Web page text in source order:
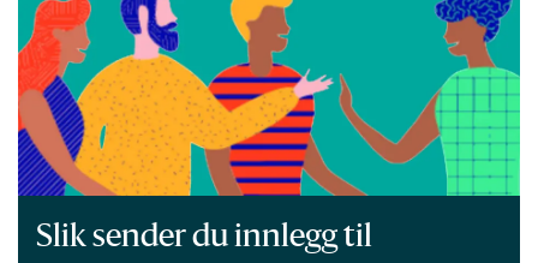
Slik sender du innlegg til